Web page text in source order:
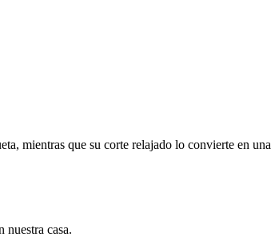
mientras que su corte relajado lo convierte en
nuestra casa.